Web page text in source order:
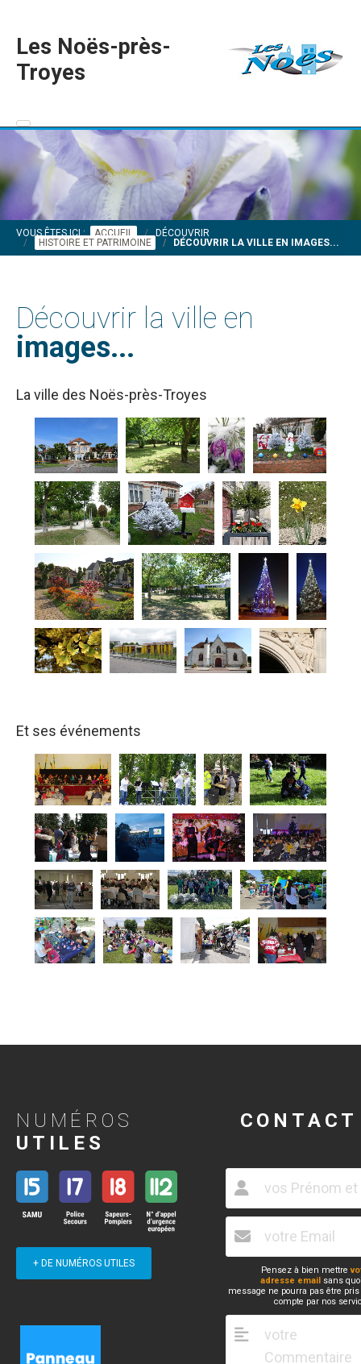
Les Noës-près-
Troyes
VOUS ÊTES ICI : ACCUEIL
DÉCOUVRIR
HISTOIRE ET PATRIMOINE
DÉCOUVRIR LA VILLE EN IMAGES...
Découvrir la ville en
images...
La ville des Noës-près-Troyes
Et ses événements
NUMÉROS
UTILES
+ DE NUMÉROS UTILES
CONTACT
Pensez à bien mettre
adresse email sans
message ne pourra pas être
compte par nos